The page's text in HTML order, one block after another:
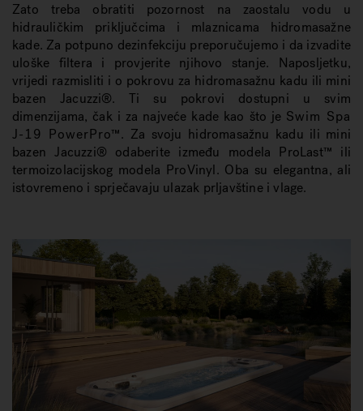
Zato treba obratiti pozornost na zaostalu vodu u
hidrauličkim priključcima i mlaznicama hidromasažne
kade. Za potpuno dezinfekciju preporučujemo i da izvadite
uloške filtera i provjerite njihovo stanje. Naposljetku,
vrijedi razmisliti i o pokrovu za hidromasažnu kadu ili mini
bazen Jacuzzi®. Ti su pokrovi dostupni u svim
dimenzijama, čak i za najveće kade kao što je Swim Spa
J-19 PowerPro™. Za svoju hidromasažnu kadu ili mini
bazen Jacuzzi® odaberite između modela ProLast™ ili
termoizolacijskog modela ProVinyl. Oba su elegantna, ali
istovremeno i sprječavaju ulazak prljavštine i vlage.